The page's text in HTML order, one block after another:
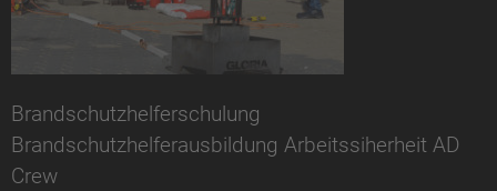
Brandschutzhelferschulung
Brandschutzhelferausbildung Arbeitssiherheit AD
Crew